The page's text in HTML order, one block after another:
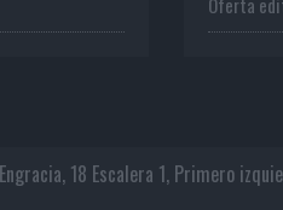
18 Escalera 1, Primero